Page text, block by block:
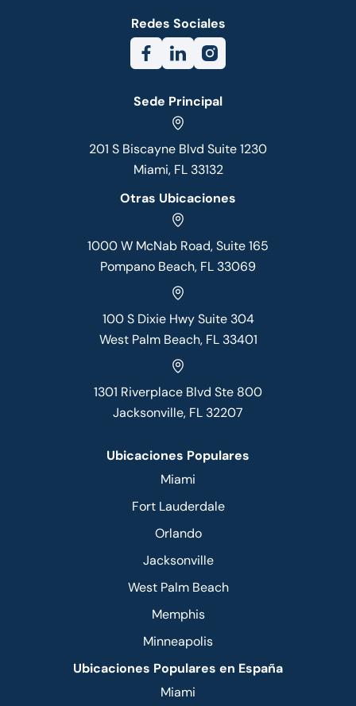
Redes Sociales
Sede Principal
201 S Biscayne Blvd Suite 1230
Miami, FL 33132
Otras Ubicaciones
1000 W McNab Road, Suite 165
Pompano Beach, FL 33069
100 S Dixie Hwy Suite 304
West Palm Beach, FL 33401
1301 Riverplace Blvd Ste 800
Jacksonville, FL 32207
Ubicaciones Populares
Miami
Fort Lauderdale
Orlando
Jacksonville
West Palm Beach
Memphis
Minneapolis
Ubicaciones Populares en España
Miami